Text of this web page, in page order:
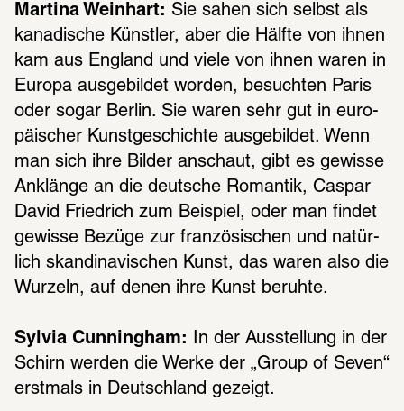
Martina Weinhart: Sie sahen sich selbst als
kana­di­sche Künst­ler, aber die Hälfte von ihnen
kam aus England und viele von ihnen waren in
Europa ausge­bil­det worden, besuch­ten Paris
oder sogar Berlin. Sie waren sehr gut in euro­
päi­scher Kunst­ge­schichte ausge­bil­det. Wenn
man sich ihre Bilder anschaut, gibt es gewisse
Anklänge an die deut­sche Roman­tik, Caspar
David Fried­rich zum Beispiel, oder man findet
gewisse Bezüge zur fran­zö­si­schen und natür­
lich skan­di­na­vi­schen Kunst, das waren also die
Wurzeln, auf denen ihre Kunst beruhte.
Sylvia Cunningham:
In der Ausstel­lung in der
Schirn werden die Werke der „Group of Seven“
erst­mals in Deutsch­land gezeigt.